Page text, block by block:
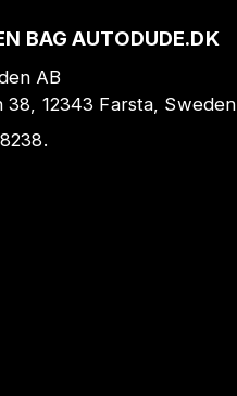
BAG AUTODUDE.DK
AB
38, 12343 Farsta, Sweden
.